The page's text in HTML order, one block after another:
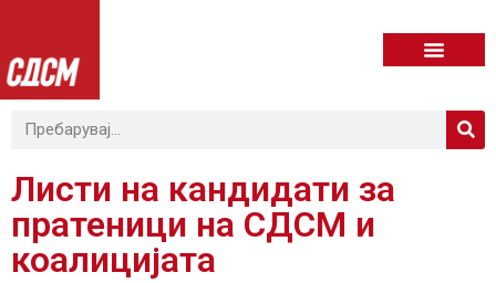
Листи на кандидати за
пратеници на СДСМ и
коалицијата